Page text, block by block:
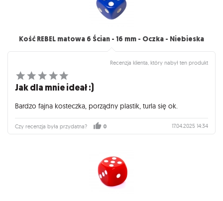
Kość REBEL matowa 6 Ścian - 16 mm - Oczka - Niebieska
Recenzja klienta, który nabył ten produkt
Jak dla mnie ideał :)
Bardzo fajna kosteczka, porządny plastik, turla się ok.
Czy recenzja była przydatna? 0 17.04.2025 14:34